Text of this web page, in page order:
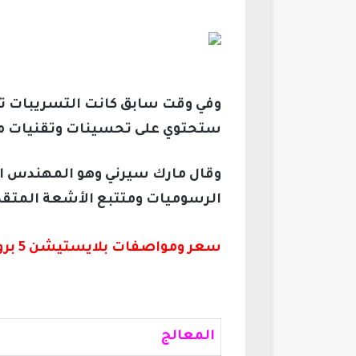
ستحتوي على تحسينات وتقنيات
الرسوميات ومتتبع الأشعة
سعر ومواصفات بلايستيشن 5 برو PlayStation 5 Pro:
المعالج